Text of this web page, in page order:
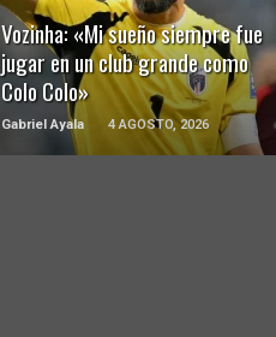
Vozinha: «Mi sueño siempre fue
jugar en un club grande como
Colo Colo»
Gabriel Ayala 4 AGOSTO, 2026